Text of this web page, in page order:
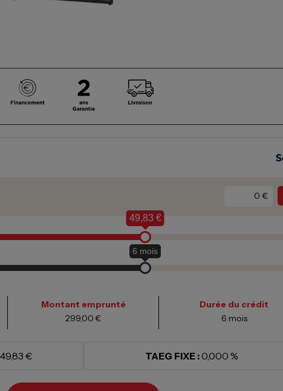
€
49,83 €
6 mois
Montant emprunté
299,00 €
Durée du crédit
6 mois
49,83 € TAEG FIXE :0,000 %